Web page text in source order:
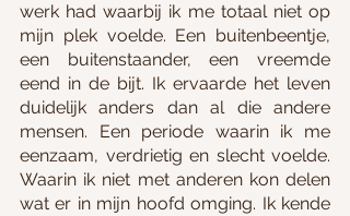
werk had waarbij ik me totaal niet op
mijn plek voelde. Een buitenbeentje,
een buitenstaander, een vreemde
eend in de bijt. Ik ervaarde het leven
duidelijk anders dan al die andere
mensen. Een periode waarin ik me
eenzaam, verdrietig en slecht voelde.
Waarin ik niet met anderen kon delen
wat er in mijn hoofd omging. Ik kende